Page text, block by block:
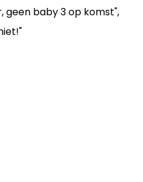
geen baby 3 op komst",